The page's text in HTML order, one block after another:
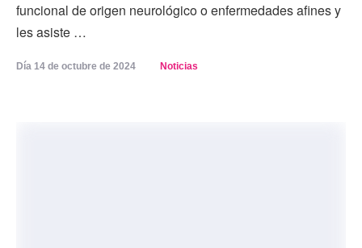
funcional de origen neurológico o enfermedades afines y
les asiste …
Día 14 de octubre de 2024 Noticias